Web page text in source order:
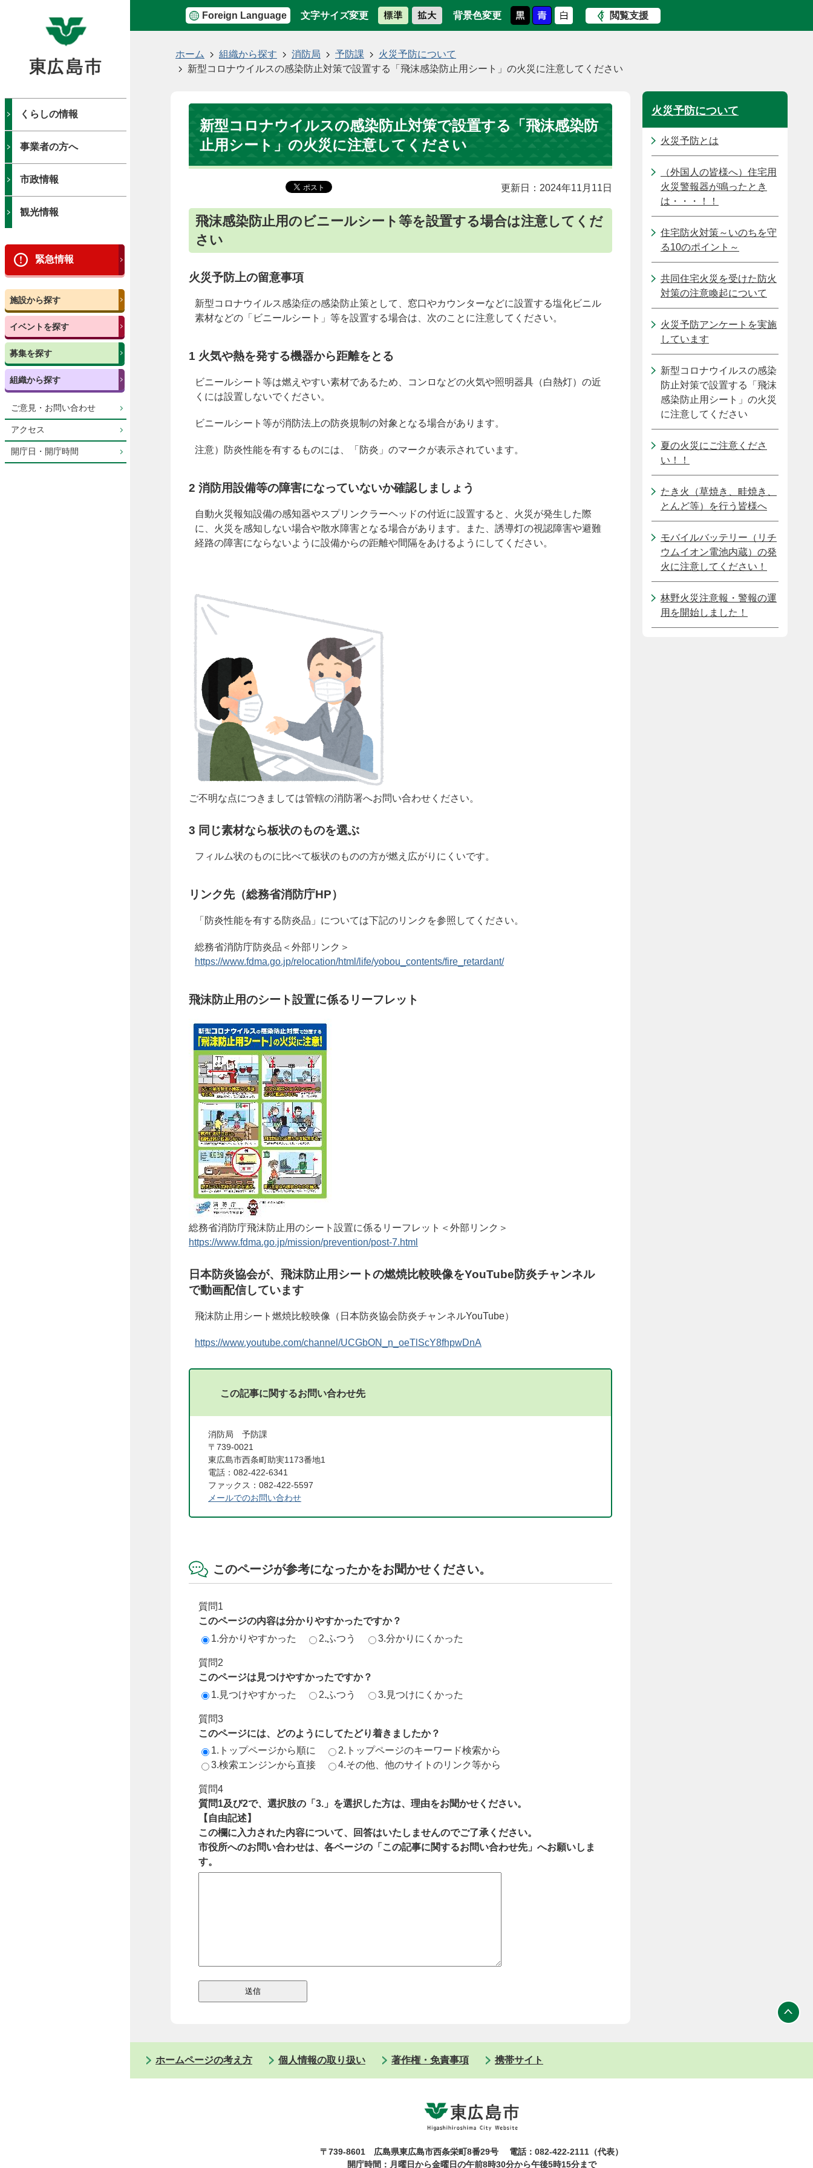
Foreign Language 文字サイズ変更 背景色変更 閲覧支援
くらしの情報
事業者の方へ
市政情報
観光情報
緊急情報
施設から探す
イベントを探す
募集を探す
組織から探す
ご意見・お問い合わせ
アクセス
開庁日・開庁時間
ホーム 組織から探す 消防局 予防課
火災予防について
新型コロナウイルスの感染防止対策で設置する「飛沫感染防止用シート」の火災に注意してください
新型コロナウイルスの感染防止対策で設置する「飛沫感染防
止用シート」の火災に注意してください
更新日：2024年11月11日
飛沫感染防止用のビニールシート等を設置する場合は注意してくだ
さい
火災予防上の留意事項
新型コロナウイルス感染症の感染防止策として、窓口やカウンターなどに設置する塩化ビニル
素材などの「ビニールシート」等を設置する場合は、次のことに注意してください。
1 火気や熱を発する機器から距離をとる
ビニールシート等は燃えやすい素材であるため、コンロなどの火気や照明器具（白熱灯）の近
くには設置しないでください。
ビニールシート等が消防法上の防炎規制の対象となる場合があります。
注意）防炎性能を有するものには、「防炎」のマークが表示されています。
2 消防用設備等の障害になっていないか確認しましょう
自動火災報知設備の感知器やスプリンクラーヘッドの付近に設置すると、火災が発生した際
に、火災を感知しない場合や散水障害となる場合があります。また、誘導灯の視認障害や避難
経路の障害にならないように設備からの距離や間隔をあけるようにしてください。
ご不明な点につきましては管轄の消防署へお問い合わせください。
3 同じ素材なら板状のものを選ぶ
フィルム状のものに比べて板状のものの方が燃え広がりにくいです。
リンク先（総務省消防庁HP）
「防炎性能を有する防炎品」については下記のリンクを参照してください。
総務省消防庁防炎品＜外部リンク＞
https://www.fdma.go.jp/relocation/html/life/yobou_contents/fire_retardant/
飛沫防止用のシート設置に係るリーフレット
総務省消防庁飛沫防止用のシート設置に係るリーフレット＜外部リンク＞
https://www.fdma.go.jp/mission/prevention/post-7.html
日本防炎協会が、飛沫防止用シートの燃焼比較映像をYouTube防炎チャンネル
で動画配信しています
飛沫防止用シート燃焼比較映像（日本防炎協会防炎チャンネルYouTube）
https://www.youtube.com/channel/UCGbON_n_oeTlScY8fhpwDnA
この記事に関するお問い合わせ先
消防局 予防課
〒739-0021
東広島市西条町助実1173番地1
電話：082-422-6341
ファックス：082-422-5597
メールでのお問い合わせ
このページが参考になったかをお聞かせください。
質問1
このページの内容は分かりやすかったですか？
1.分かりやすかった
2.ふつう 3.分かりにくかった
質問2
このページは見つけやすかったですか？
1.見つけやすかった
2.ふつう 3.見つけにくかった
質問3
このページには、どのようにしてたどり着きましたか？
1.トップページから順に
2.トップページのキーワード検索から
3.検索エンジンから直接
4.その他、他のサイトのリンク等から
質問4
質問1及び2で、選択肢の「3.」を選択した方は、理由をお聞かせください。
【自由記述】
この欄に入力された内容について、回答はいたしませんのでご了承ください。
市役所へのお問い合わせは、各ページの「この記事に関するお問い合わせ先」へお願いしま
す。
火災予防について
火災予防とは
（外国人の皆様へ）住宅用
火災警報器が鳴ったとき
は・・・！！
住宅防火対策～いのちを守
る10のポイント～
共同住宅火災を受けた防火
対策の注意喚起について
火災予防アンケートを実施
しています
新型コロナウイルスの感染
防止対策で設置する「飛沫
感染防止用シート」の火災
に注意してください
夏の火災にご注意くださ
い！！
たき火（草焼き、畦焼き、
とんど等）を行う皆様へ
モバイルバッテリー（リチ
ウムイオン電池内蔵）の発
火に注意してください！
林野火災注意報・警報の運
用を開始しました！
ホームページの考え方 個人情報の取り扱い 著作権・免責事項 携帯サイト
〒739-8601 広島県東広島市西条栄町8番29号
電話：082-422-2111（代表）
開庁時間：月曜日から金曜日の午前8時30分から午後5時15分まで